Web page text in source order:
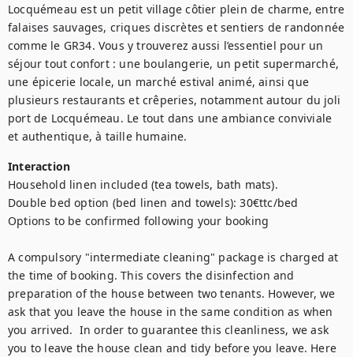
Locquémeau est un petit village côtier plein de charme, entre
falaises sauvages, criques discrètes et sentiers de randonnée
comme le GR34. Vous y trouverez aussi l’essentiel pour un
séjour tout confort : une boulangerie, un petit supermarché,
une épicerie locale, un marché estival animé, ainsi que
plusieurs restaurants et crêperies, notamment autour du joli
port de Locquémeau. Le tout dans une ambiance conviviale
et authentique, à taille humaine.
Interaction
Household linen included (tea towels, bath mats).
Double bed option (bed linen and towels): 30€ttc/bed
Options to be confirmed following your booking
A compulsory "intermediate cleaning" package is charged at
the time of booking. This covers the disinfection and
preparation of the house between two tenants. However, we
ask that you leave the house in the same condition as when
you arrived.  In order to guarantee this cleanliness, we ask
you to leave the house clean and tidy before you leave. Here